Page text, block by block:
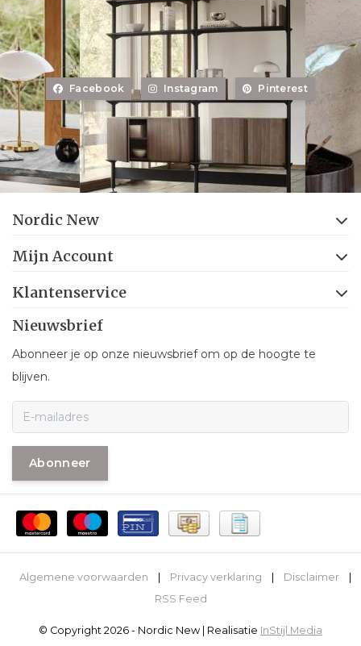
Facebook Instagram Pinterest
Nordic New
Mijn Account
Klantenservice
Nieuwsbrief
Abonneer je op onze nieuwsbrief om op de hoogte te
blijven.
Abonneer
Algemene voorwaarden Privacy verklaring Disclaimer
RSS Feed
© Copyright 2026 - Nordic New | Realisatie InStijl Media